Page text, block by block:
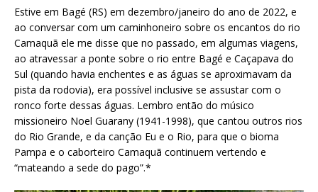
Estive em Bagé (RS) em dezembro/janeiro do ano de 2022, e
ao conversar com um caminhoneiro sobre os encantos do rio
Camaquã ele me disse que no passado, em algumas viagens,
ao atravessar a ponte sobre o rio entre Bagé e Caçapava do
Sul (quando havia enchentes e as águas se aproximavam da
pista da rodovia), era possível inclusive se assustar com o
ronco forte dessas águas. Lembro então do músico
missioneiro Noel Guarany (1941-1998), que cantou outros rios
do Rio Grande, e da canção Eu e o Rio, para que o bioma
Pampa e o caborteiro Camaquã continuem vertendo e
“mateando a sede do pago”.*